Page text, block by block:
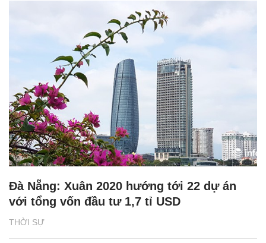
THỜI SỰ
Đà Nẵng: Xuân 2020 hướng tới 22 dự án
với tổng vốn đầu tư 1,7 tỉ USD